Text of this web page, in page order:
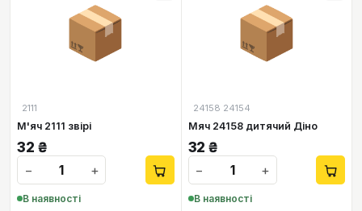
📦
2111
М'яч 2111 звірі
32 ₴
−
+
В наявності
📦
24158 24154
Мяч 24158 дитячий Діно
32 ₴
−
+
В наявності